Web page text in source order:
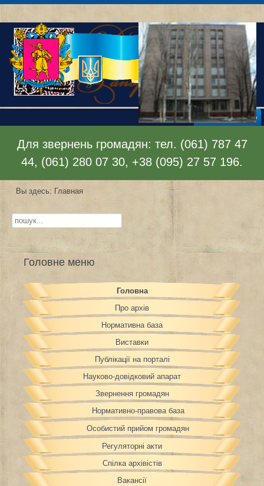
Раскрыть меню
Для звернень громадян: тел. (061) 787 47
44, (061) 280 07 30, +38 (095) 27 57 196.
Вы здесь: Главная
Искать...
Головне меню
Головна
Про архів
Нормативна база
Виставки
Публікації на порталі
Науково-довідковий апарат
Звернення громадян
Нормативно-правова база
Особистий прийом громадян
Регуляторні акти
Спілка архівістів
Вакансії